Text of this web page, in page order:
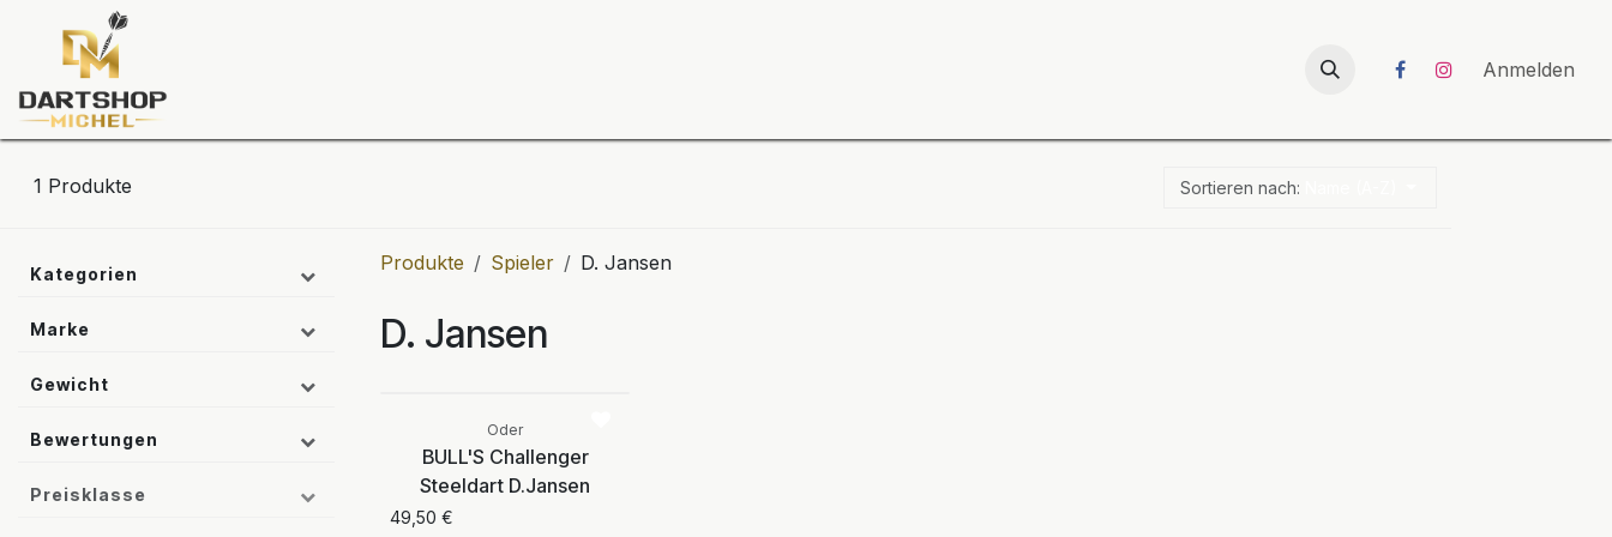
Zum Inhalt springen
UNICORN-Launch 2026 Anmelden
1 Produkte Sortieren nach:
Kategorien
Marke
Gewicht
Bewertungen
Preisklasse
Produkte Spieler D. Jansen
D. Jansen
Oder
BULL'S Challenger
Steeldart D.Jansen
49,50 €